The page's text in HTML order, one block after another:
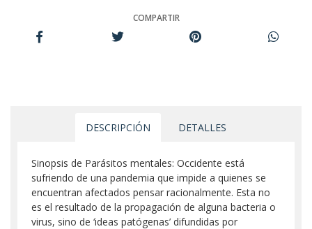
COMPARTIR
DESCRIPCIÓN DETALLES
Sinopsis de Parásitos mentales: Occidente está
sufriendo de una pandemia que impide a quienes se
encuentran afectados pensar racionalmente. Esta no
es el resultado de la propagación de alguna bacteria o
virus, sino de ‘ideas patógenas’ difundidas por